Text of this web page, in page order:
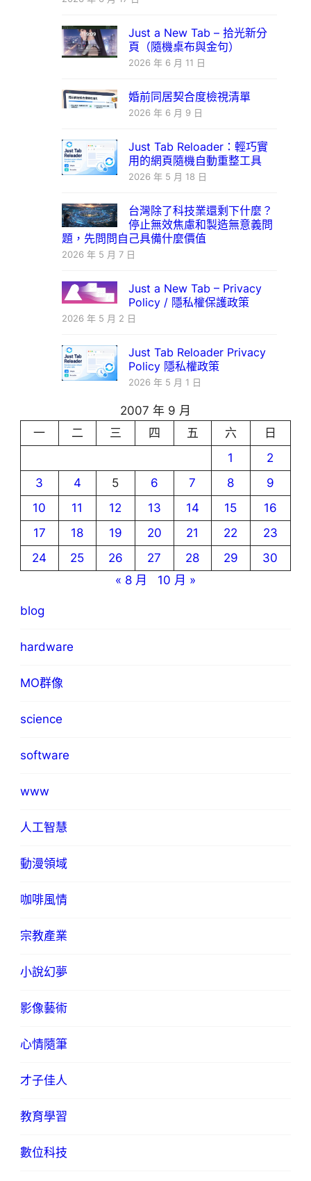
Just a New Tab – 拾光新分
頁（隨機桌布與金句）
2026 年 6 月 11 日
婚前同居契合度檢視清單
2026 年 6 月 9 日
Just Tab Reloader：輕巧實
用的網頁隨機自動重整工具
2026 年 5 月 18 日
台灣除了科技業還剩下什麼？
停止無效焦慮和製造無意義問
題，先問問自己具備什麼價值
2026 年 5 月 7 日
Just a New Tab – Privacy
Policy / 隱私權保護政策
2026 年 5 月 2 日
Just Tab Reloader Privacy
Policy 隱私權政策
2026 年 5 月 1 日
2007 年 9 月
一
二 三 四 五 六
日
1
2
3
4 5 6 7 8
9
10
11 12 13 14 15
16
17
18 19 20 21 22
23
24
25 26 27 28 29
30
« 8 月
10 月 »
blog
hardware
MO群像
science
software
www
人工智慧
動漫領域
咖啡風情
宗教產業
小說幻夢
影像藝術
心情隨筆
才子佳人
教育學習
數位科技